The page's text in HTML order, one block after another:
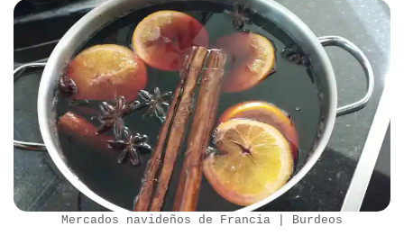
Mercados navideños de Francia | Burdeos